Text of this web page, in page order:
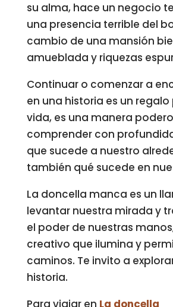
su alma, hace un negocio
una presencia terrible del
cambio de una mansión
amueblada y riquezas
Continuar o comenzar a
en una historia es un
vida, es una manera
comprender con
que sucede a nuestro
también qué sucede en
La doncella manca es un
levantar nuestra mirada y
el poder de nuestras
creativo que ilumina y
caminos. Te invito a
historia.
Para viajar en La doncella